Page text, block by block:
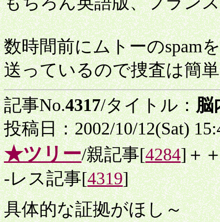
数時間前にムトーのspam
送っているので捜査は簡
記事No.4317/タイトル：脳
投稿日：2002/10/12(Sat)
★ツリー/親記事[4284]＋
-レス記事[4319]
具体的な証拠がほし～